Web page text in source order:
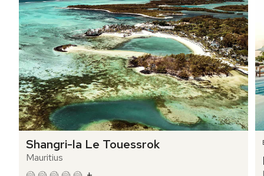
Shangri-la Le Touessrok
Mauritius